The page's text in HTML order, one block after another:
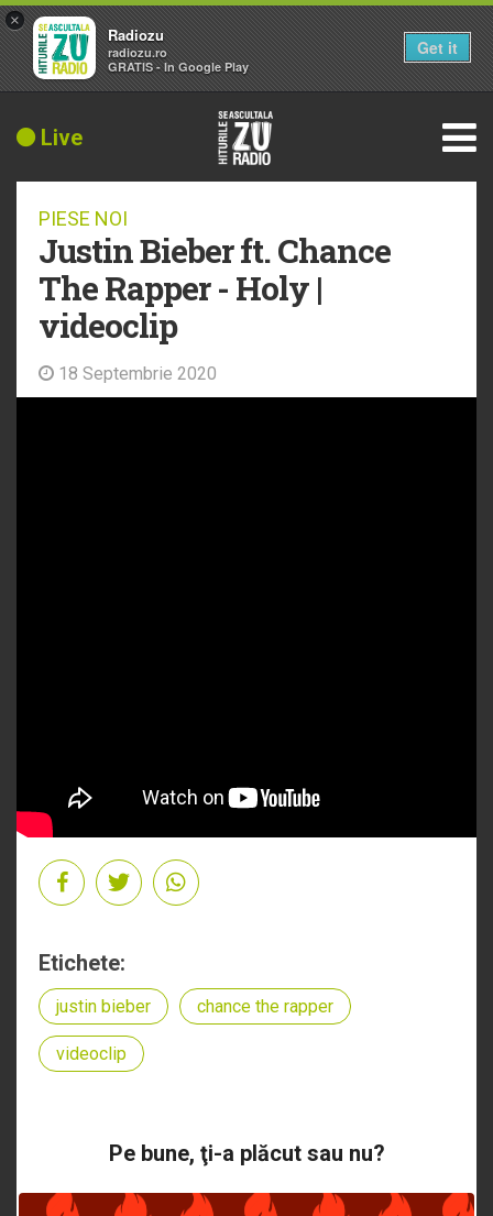
Live
PIESE NOI
Justin Bieber ft. Chance
The Rapper - Holy |
videoclip
18 Septembrie 2020
Etichete:
justin bieber chance the rapper
videoclip
Pe bune, ţi-a plăcut sau nu?
×
Radiozu
radiozu.ro
GRATIS - In Google Play
Get it